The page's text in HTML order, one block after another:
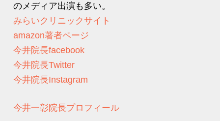
のメディア出演も多い。
みらいクリニックサイト
amazon著者ページ
今井院長facebook
今井院長Twitter
今井院長Instagram
今井一彰院長プロフィール